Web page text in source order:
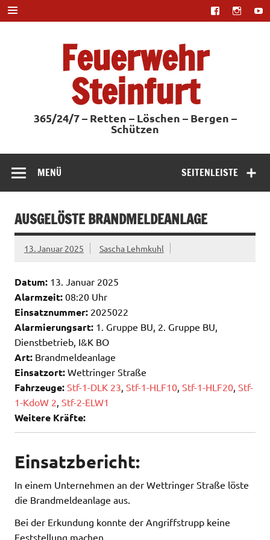
Zum
Inhalt
springen
Feuerwehr
Steinfurt
365/24/7 – Retten – Löschen – Bergen –
Schützen
SEITENLEISTE
MENÜ
AUSGELÖSTE BRANDMELDEANLAGE
13. Januar 2025 Sascha Lehmkuhl
Datum: 13. Januar 2025
Alarmzeit: 08:20 Uhr
Einsatznummer: 2025022
Alarmierungsart: 1. Gruppe BU, 2. Gruppe BU,
Dienstbetrieb, I&K BO
Art: Brandmeldeanlage
Einsatzort: Wettringer Straße
Fahrzeuge: Stf-1-DLK 23 Stf-1-HLF10 Stf-1-HLF20 Stf-
1-KdoW 2 Stf-2-ELW1
Weitere Kräfte:
Einsatzbericht:
In einem Unternehmen an der Wettringer Straße löste
die Brandmeldeanlage aus.
Bei der Erkundung konnte der Angriffstrupp keine
Feststellung machen.